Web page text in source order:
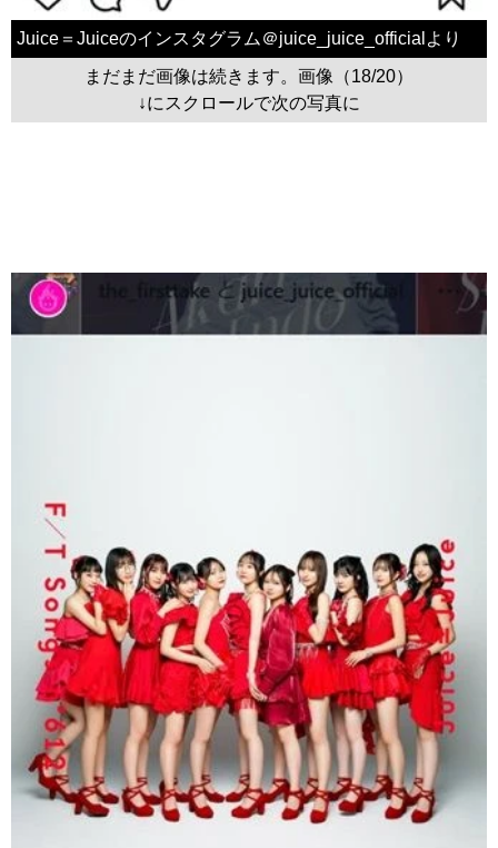
Juice＝Juiceのインスタグラム＠juice_juice_officialより
まだまだ画像は続きます。画像（18/20）
↓にスクロールで次の写真に